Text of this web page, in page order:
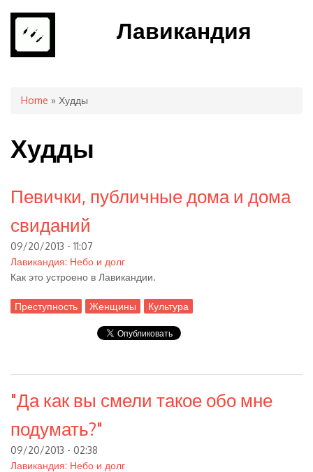
Лавикандия
You are here
Home » Худды
Худды
Певички, публичные дома и дома
свиданий
09/20/2013 - 11:07
Лавикандия: Небо и долг
Как это устроено в Лавикандии.
Преступность Женщины Культура
"Да как вы смели такое обо мне
подумать?"
09/20/2013 - 02:38
Лавикандия: Небо и долг